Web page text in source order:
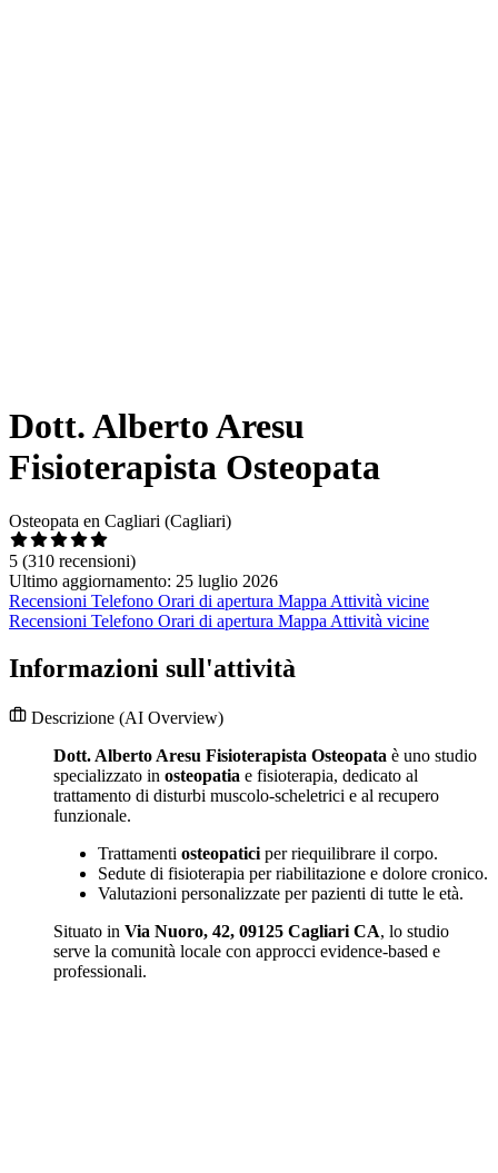
Dott. Alberto Aresu
Fisioterapista Osteopata
Osteopata en Cagliari (Cagliari)
5 (310 recensioni)
Ultimo aggiornamento: 25 luglio 2026
Recensioni Telefono Orari di apertura Mappa Attività vicine
Recensioni Telefono Orari di apertura Mappa Attività vicine
Informazioni sull'attività
Descrizione (AI Overview)
Dott. Alberto Aresu Fisioterapista Osteopata è uno studio
specializzato in osteopatia e fisioterapia, dedicato al
trattamento di disturbi muscolo-scheletrici e al recupero
funzionale.
Trattamenti osteopatici per riequilibrare il corpo.
Sedute di fisioterapia per riabilitazione e dolore cronico.
Valutazioni personalizzate per pazienti di tutte le età.
Situato in Via Nuoro, 42, 09125 Cagliari CA, lo studio
serve la comunità locale con approcci evidence-based e
professionali.